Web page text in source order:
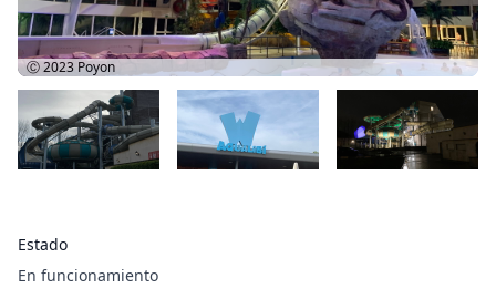
Estado
En funcionamiento
Ⓒ 2023 Poyon